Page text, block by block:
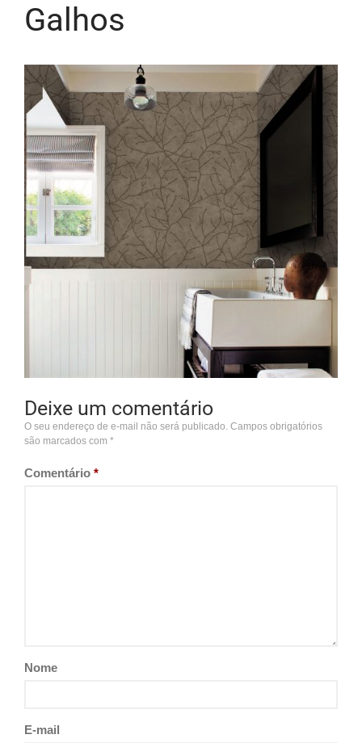
Galhos
Deixe um comentário
O seu endereço de e-mail não será publicado. Campos obrigatórios
são marcados com *
Comentário *
Nome
E-mail